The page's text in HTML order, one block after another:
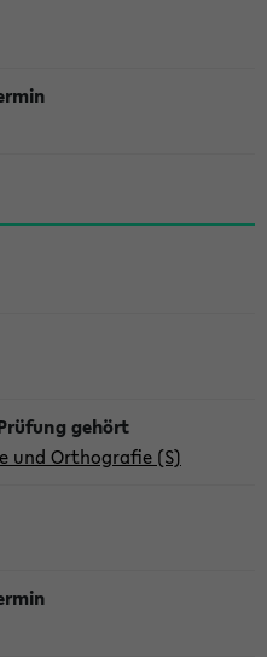
und Orthografie (S)